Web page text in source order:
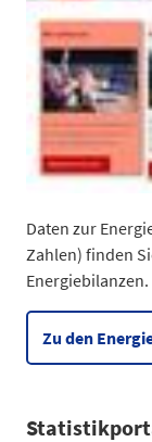
Daten zur
Zahlen) finden
Energiebilanzen.
Zu den